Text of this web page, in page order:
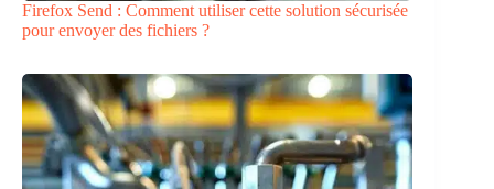
Firefox Send : Comment utiliser cette solution sécurisée
pour envoyer des fichiers ?